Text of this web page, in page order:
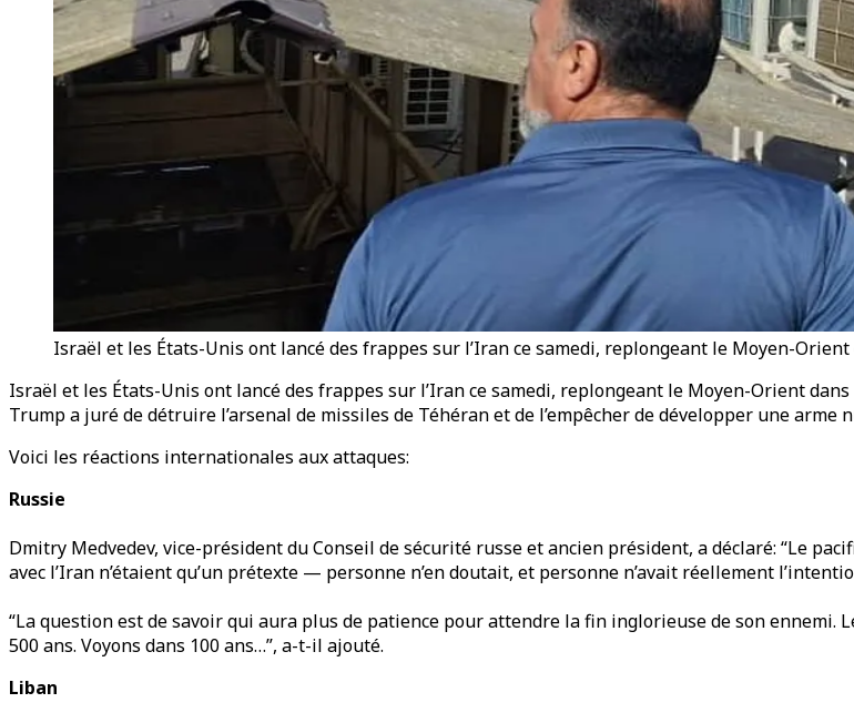
Israël et les États-Unis ont lancé des frappes sur l’Iran ce samedi, replongeant le Moyen-
Israël et les États-Unis ont lancé des frappes sur l’Iran ce samedi, replongeant le Moyen-Orient
Trump a juré de détruire l’arsenal de missiles de Téhéran et de l’empêcher de développer une arme
Voici les réactions internationales aux attaques:
Russie
Dmitry Medvedev, vice-président du Conseil de sécurité russe et ancien président, a déclaré: “Le
avec l’Iran n’étaient qu’un prétexte — personne n’en doutait, et personne n’avait réellement
“La question est de savoir qui aura plus de patience pour attendre la fin inglorieuse de son ennemi.
500 ans. Voyons dans 100 ans…”, a-t-il ajouté.
Liban